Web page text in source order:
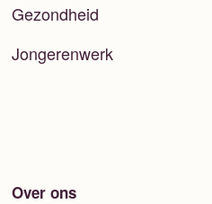
Gezondheid
Jongerenwerk
Over ons